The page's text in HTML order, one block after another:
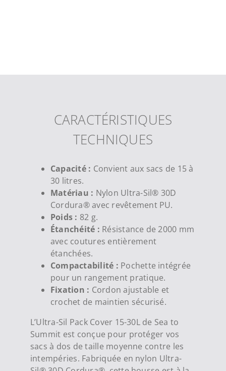
CARACTÉRISTIQUES
TECHNIQUES
Capacité : Convient aux sacs de 15 à
30 litres.
Matériau : Nylon Ultra-Sil® 30D
Cordura® avec revêtement PU.
Poids : 82 g.
Étanchéité : Résistance de 2000 mm
avec coutures entièrement
étanchées.
Compactabilité : Pochette intégrée
pour un rangement pratique.
Fixation : Cordon ajustable et
crochet de maintien sécurisé.
L’Ultra-Sil Pack Cover 15-30L de Sea to
Summit est conçue pour protéger vos
sacs à dos de taille moyenne contre les
intempéries. Fabriquée en nylon Ultra-